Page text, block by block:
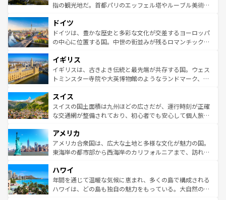
アートに溢れた街角から、地方では古代ローマ遺跡や中世
せる。地方によって風土や気候が異なるスペインはその個
性で訪れる人を魅了する。 なお、新着のスペイン情報は コ
ンテンツ一覧を参照してほしい。
指の観光地だ。首都パリのエッフェル塔やルーブル美術館
で、幅広い魅力が詰まっている。華麗な宮殿、歴史的な大
聖堂、美しいビーチ、そして豊かな自然が、訪れる者を心
から魅了する。また、フランスは美食の国としても知ら
いる。シャンパンの発祥地であるランス、プロヴァンスの
香り高いラベンダー畑など、多彩な楽しみ方が可能だ。さ
らに、パリ以外の地域にも魅力が溢れており、どの街角に
れる地方に足を運ぶとそれぞれで全く異なる文化を体験で
きるだろう。 なお、新着のフランス情報はコンテンツ一覧
を参照してほしい。
ドイツ
ドイツは、豊かな歴史と多彩な文化が交差するヨーロッパ
の中心に位置する国。中世の街並みが残るロマンチック街
顔を持つこの国は、どこを歩いても飽きることがない。ベ
ルリンの文化的活気、バイエルン州のアルプスの絶景、そ
してライン川沿いのワイン畑といった風景は必見。ビール
は、お酒好きな人にはぜひ体験してほしい。 なお、新着の
ドイツ情報はコンテンツ一覧を参照してほしい。
イギリス
イギリスは、古きよき伝統と最先端が共存する国。ウェス
トミンスター寺院や大英博物館のようなランドマーク、歴
リアごとに異なる魅力がある。また、優雅なアフタヌーン
ティー、ビール好きにはたまらない英国パブ、サッカー観
戦など、本場だからこそできる体験も豊富。イギリスを旅
ンツ一覧を参照してほしい。
スイス
スイスの国土面積は九州ほどの広さだが、運行時刻が正確
な交通網が整備されており、初心者でも安心して個人旅行
の建物がそのまま残る町や、スイスならではのユニークな
博物館もあり、アルプス観光だけでなく町歩きも満喫する
ことができる。国民の所得が高いため物価も高いが、旅行
ば市内交通費無料で観光を楽しむこともできる。 なお、新
着のスイス情報はコンテンツ一覧 を参照してほしい。
アメリカ
アメリカ合衆国は、広大な土地と多様な文化が魅力の国。
東海岸の都市部から西海岸のカリフォルニアまで、訪れる
のような巨大都市は、観光、ショッピング、エンターテイ
ンメントが詰まった刺激的なスポットだ。一方、アメリカ
西部には大自然が広がり、グランドキャニオンやイエロー
ハワイ
年間を通じて温暖な気候に恵まれ、多くの島で構成される
ハワイは、どの島も独自の魅力をもっている。大自然の神